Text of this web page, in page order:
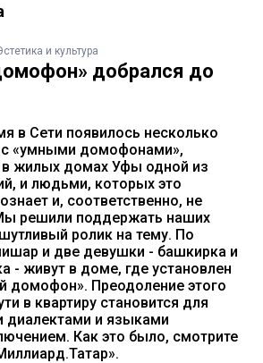
и культура
добрался до
в Сети появилось несколько
«умными домофонами»,
жилых домах Уфы одной из
и людьми, которых это
и, соответственно, не
решили поддержать наших
ролик на тему. По
и две девушки - башкирка и
- живут в доме, где установлен
домофон». Преодоление этого
в квартиру становится для
и языками
Как это было, смотрите